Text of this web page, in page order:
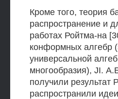
Кроме того, теория
распространение и
работах Ройтма-на
конформных алгебр
универсальной
многообразия), JI.
получили результат
распространили